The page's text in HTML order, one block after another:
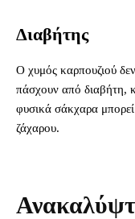
Διαβήτης
Ο χυμός καρπουζιού
πάσχουν από διαβήτη,
φυσικά σάκχαρα
ζάχαρου.